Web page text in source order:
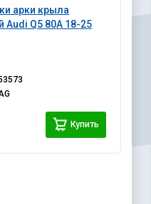
арки крыла
Audi Q5 80A 18-25
Купить